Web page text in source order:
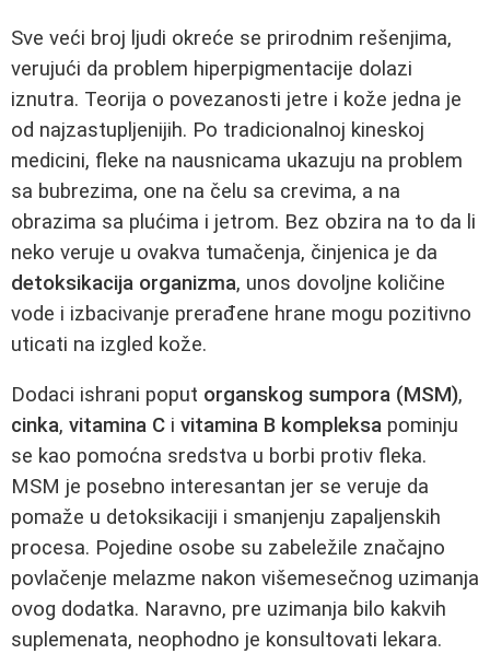
Sve veći broj ljudi okreće se prirodnim rešenjima,
verujući da problem hiperpigmentacije dolazi
iznutra. Teorija o povezanosti jetre i kože jedna je
od najzastupljenijih. Po tradicionalnoj kineskoj
medicini, fleke na nausnicama ukazuju na problem
sa bubrezima, one na čelu sa crevima, a na
obrazima sa plućima i jetrom. Bez obzira na to da li
neko veruje u ovakva tumačenja, činjenica je da
detoksikacija organizma, unos dovoljne količine
vode i izbacivanje prerađene hrane mogu pozitivno
uticati na izgled kože.
Dodaci ishrani poput organskog sumpora (MSM),
cinka, vitamina C i vitamina B kompleksa pominju
se kao pomoćna sredstva u borbi protiv fleka.
MSM je posebno interesantan jer se veruje da
pomaže u detoksikaciji i smanjenju zapaljenskih
procesa. Pojedine osobe su zabeležile značajno
povlačenje melazme nakon višemesečnog uzimanja
ovog dodatka. Naravno, pre uzimanja bilo kakvih
suplemenata, neophodno je konsultovati lekara.